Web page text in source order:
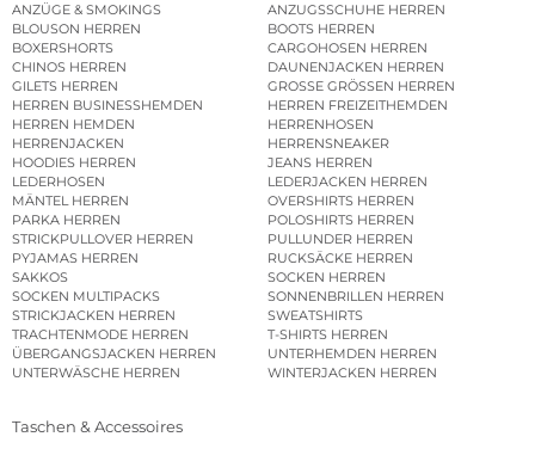
ANZÜGE & SMOKINGS
ANZUGSSCHUHE HERREN
BLOUSON HERREN
BOOTS HERREN
BOXERSHORTS
CARGOHOSEN HERREN
CHINOS HERREN
DAUNENJACKEN HERREN
GILETS HERREN
GROSSE GRÖSSEN HERREN
HERREN BUSINESSHEMDEN
HERREN FREIZEITHEMDEN
HERREN HEMDEN
HERRENHOSEN
HERRENJACKEN
HERRENSNEAKER
HOODIES HERREN
JEANS HERREN
LEDERHOSEN
LEDERJACKEN HERREN
MÄNTEL HERREN
OVERSHIRTS HERREN
PARKA HERREN
POLOSHIRTS HERREN
STRICKPULLOVER HERREN
PULLUNDER HERREN
PYJAMAS HERREN
RUCKSÄCKE HERREN
SAKKOS
SOCKEN HERREN
SOCKEN MULTIPACKS
SONNENBRILLEN HERREN
STRICKJACKEN HERREN
SWEATSHIRTS
TRACHTENMODE HERREN
T-SHIRTS HERREN
ÜBERGANGSJACKEN HERREN
UNTERHEMDEN HERREN
UNTERWÄSCHE HERREN
WINTERJACKEN HERREN
Taschen & Accessoires